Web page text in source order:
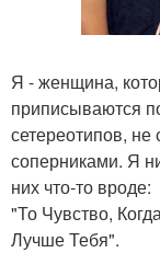
Я - женщина,
приписываются
сетереотипов,
соперниками. Я
них что-то вроде:
"То Чувство,
Лучше Тебя".